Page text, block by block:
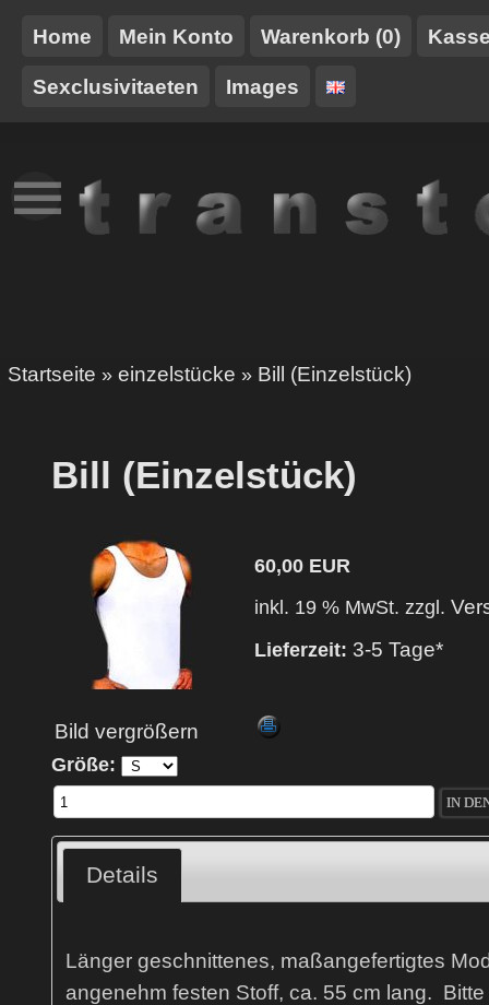
Home Mein Konto Warenkorb (0)
Sexclusivitaeten Images
NEUES
TT-
TRANSTOY
GURTE/HARNESSE
Startseite » einzelstücke » Bill (Einzelstück)
Bill (Einzelstück)
Bild vergrößern
60,00 EUR
inkl. 19 % MwSt. zzgl.
Lieferzeit: 3-5 Tage*
Größe:
Details
Länger geschnittenes, maßangefertigtes
angenehm festen Stoff, ca. 55 cm lang. Bitte